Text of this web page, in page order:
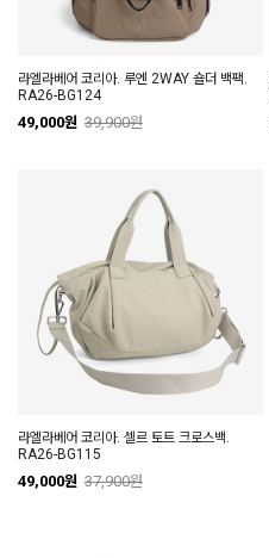
라엘라베어 코리아. 루엔 2WAY 숄더 백팩.
RA26-BG124
49,000원 39,900원
라엘라베어 코리아. 셀르 토트 크로스백.
RA26-BG115
49,000원 37,900원